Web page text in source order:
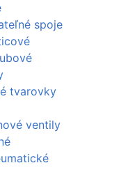
spoje
tvarovky
ventily